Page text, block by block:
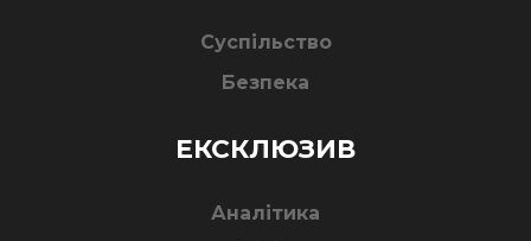
Суспільство
Безпека
ЕКСКЛЮЗИВ
Аналітика